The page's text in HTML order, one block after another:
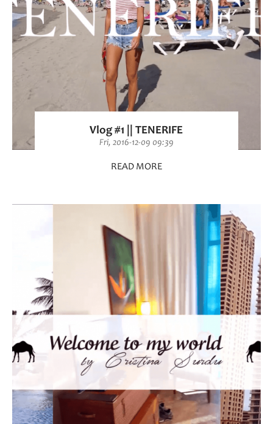
Vlog #1 || TENERIFE
Fri, 2016-12-09 09:39
READ MORE